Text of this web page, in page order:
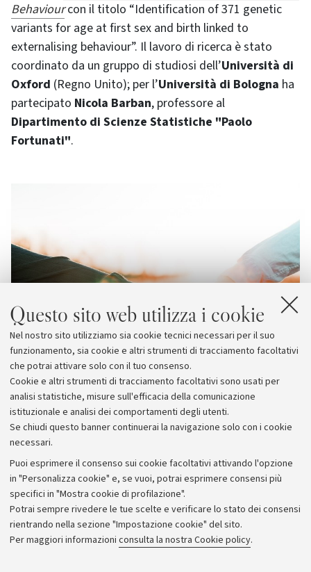
Questo sito web utilizza i cookie
Nel nostro sito utilizziamo sia cookie tecnici necessari per il suo
funzionamento, sia cookie e altri strumenti di tracciamento facoltativi
che potrai attivare solo con il tuo consenso.
Cookie e altri strumenti di tracciamento facoltativi sono usati per
analisi statistiche, misure sull'efficacia della comunicazione
istituzionale e analisi dei comportamenti degli utenti.
Se chiudi questo banner continuerai la navigazione solo con i cookie
necessari.
Puoi esprimere il consenso sui cookie facoltativi attivando l'opzione
in "Personalizza cookie" e, se vuoi, potrai esprimere consensi più
specifici in "Mostra cookie di profilazione".
Potrai sempre rivedere le tue scelte e verificare lo stato dei consensi
rientrando nella sezione "Impostazione cookie" del sito.
Per maggiori informazioni consulta la nostra Cookie policy.
Behaviourcon il titolo “Identification of 371 genetic
variants for age at first sex and birth linked to
externalising behaviour”. Il lavoro di ricerca è stato
coordinato da un gruppo di studiosi dell’Università di
Oxford (Regno Unito); per l’Università di Bologna ha
partecipato Nicola Barban, professore al
Dipartimento di Scienze Statistiche "Paolo
Fortunati".
Archivio
Comunicati stampa
Redazione
Rassegna stampa